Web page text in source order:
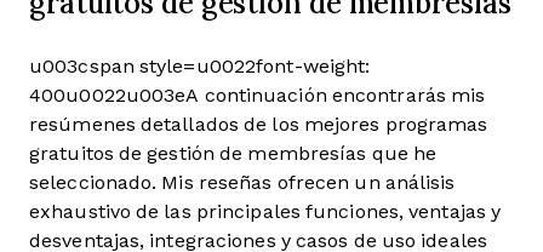
u003cspan style=u0022font-weight:
400u0022u003eA continuación encontrarás mis
resúmenes detallados de los mejores programas
gratuitos de gestión de membresías que he
seleccionado. Mis reseñas ofrecen un análisis
exhaustivo de las principales funciones, ventajas y
desventajas, integraciones y casos de uso ideales